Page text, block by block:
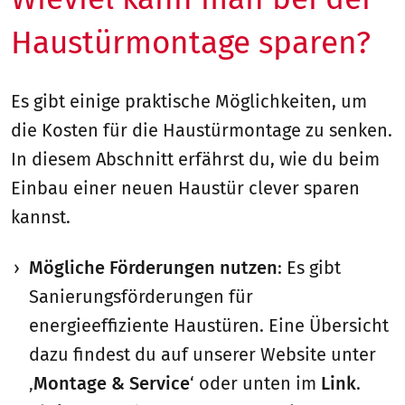
Haustürmontage sparen?
Es gibt einige praktische Möglichkeiten, um
die Kosten für die Haustürmontage zu senken.
In diesem Abschnitt erfährst du, wie du beim
Einbau einer neuen Haustür clever sparen
kannst.
Mögliche Förderungen nutzen: Es gibt
Sanierungsförderungen für
energieeffiziente Haustüren. Eine Übersicht
dazu findest du auf unserer Website unter
‚Montage & Service‘ oder unten im Link.